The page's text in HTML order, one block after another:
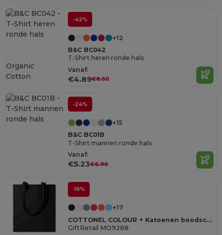
-42%
+12
B&C BC042
T-Shirt heren ronde hals
Vanaf:
€4.89€8.50
Organic
Cotton
-24%
+15
B&C BC01B
T-Shirt mannen ronde hals
Vanaf:
€5.23€6.90
-16%
+17
COTTONEL COLOUR + Katoenen boodschappentas
GiftRetail MO9268